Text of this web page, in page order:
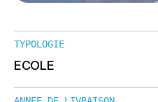
TYPOLOGIE
ECOLE